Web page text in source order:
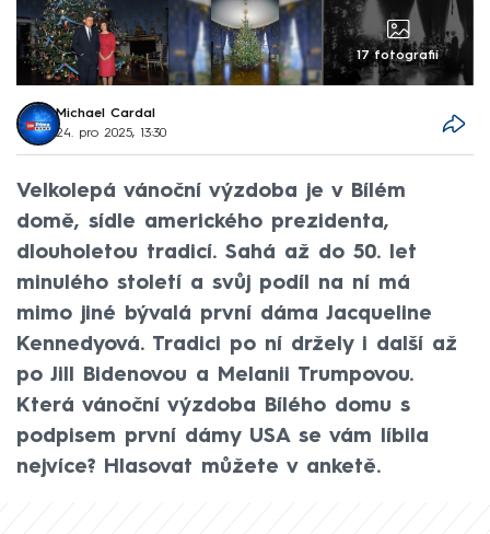
17 fotografií
Michael Cardal
24. pro 2025, 13:30
Velkolepá vánoční výzdoba je v Bílém
domě, sídle amerického prezidenta,
dlouholetou tradicí. Sahá až do 50. let
minulého století a svůj podíl na ní má
mimo jiné bývalá první dáma Jacqueline
Kennedyová. Tradici po ní držely i další až
po Jill Bidenovou a Melanii Trumpovou.
Která vánoční výzdoba Bílého domu s
podpisem první dámy USA se vám líbila
nejvíce? Hlasovat můžete v anketě.